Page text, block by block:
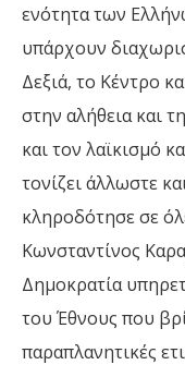
ενότητα των
υπάρχουν
Δεξιά, το Κέντρο
στην αλήθεια και
και τον λαϊκισμό
τονίζει άλλωστε
κληροδότησε σε
Κωνσταντίνος
Δημοκρατία
του Έθνους που
παραπλανητικές